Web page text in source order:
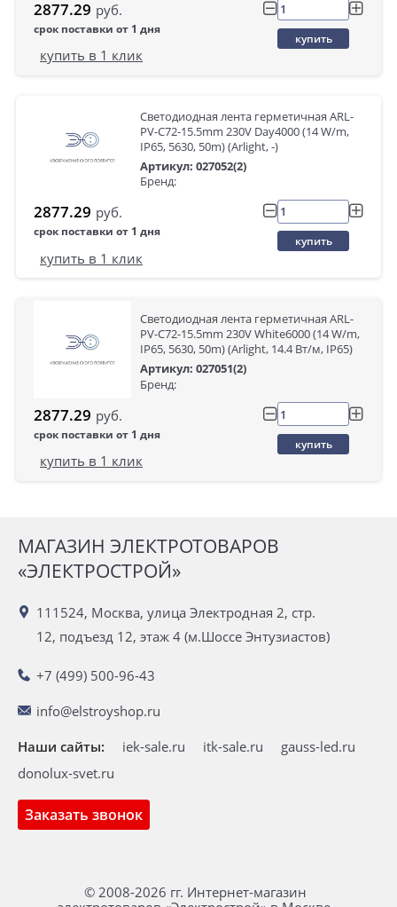
2877.29 руб.
срок поставки от 1 дня
купить
купить в 1 клик
Светодиодная лента герметичная ARL-
PV-C72-15.5mm 230V Day4000 (14 W/m,
IP65, 5630, 50m) (Arlight, -)
Артикул: 027052(2)
Бренд:
2877.29 руб.
срок поставки от 1 дня
купить
купить в 1 клик
Светодиодная лента герметичная ARL-
PV-С72-15.5mm 230V White6000 (14 W/m,
IP65, 5630, 50m) (Arlight, 14.4 Вт/м, IP65)
Артикул: 027051(2)
Бренд:
2877.29 руб.
срок поставки от 1 дня
купить
купить в 1 клик
МАГАЗИН ЭЛЕКТРОТОВАРОВ
«ЭЛЕКТРОСТРОЙ»
111524, Москва, улица Электродная 2, стр.
12, подъезд 12, этаж 4 (м.Шоссе Энтузиастов)
+7 (499) 500-96-43
info@elstroyshop.ru
Заказать звонок
Наши сайты: iek-sale.ru itk-sale.ru
gauss-led.ru
donolux-svet.ru
© 2008-2026 гг. Интернет-магазин